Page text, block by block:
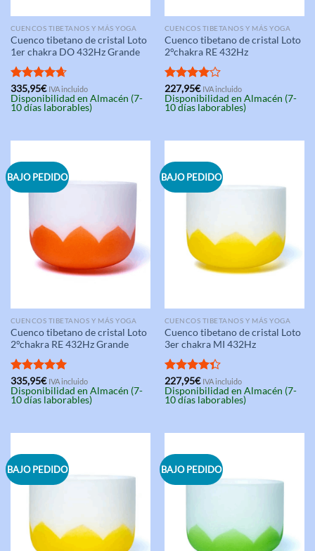
CUENCOS TIBETANOS Y MÁS YOGA
Cuenco tibetano de cristal Loto
1er chakra DO 432Hz Grande
Valorado
con4.67
de 5
335,95€ IVA incluido
Disponibilidad en Almacén (7-
10 días laborables)
CUENCOS TIBETANOS Y MÁS YOGA
Cuenco tibetano de cristal Loto
2°chakra RE 432Hz
Valorado
con4.00
de 5
227,95€ IVA incluido
Disponibilidad en Almacén (7-
10 días laborables)
BAJO PEDIDO
CUENCOS TIBETANOS Y MÁS YOGA
Cuenco tibetano de cristal Loto
2°chakra RE 432Hz Grande
Valorado
con5.00
de 5
335,95€ IVA incluido
Disponibilidad en Almacén (7-
10 días laborables)
BAJO PEDIDO
CUENCOS TIBETANOS Y MÁS YOGA
Cuenco tibetano de cristal Loto
3er chakra MI 432Hz
Valorado
con4.33
de 5
227,95€ IVA incluido
Disponibilidad en Almacén (7-
10 días laborables)
BAJO PEDIDO BAJO PEDIDO